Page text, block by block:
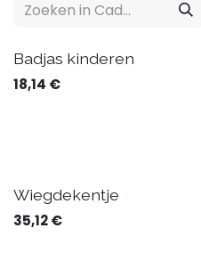
Badjas kinderen
18,14 €
Wiegdekentje
35,12€